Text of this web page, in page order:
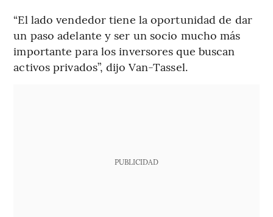
“El lado vendedor tiene la oportunidad de dar
un paso adelante y ser un socio mucho más
importante para los inversores que buscan
activos privados”, dijo Van-Tassel.
PUBLICIDAD